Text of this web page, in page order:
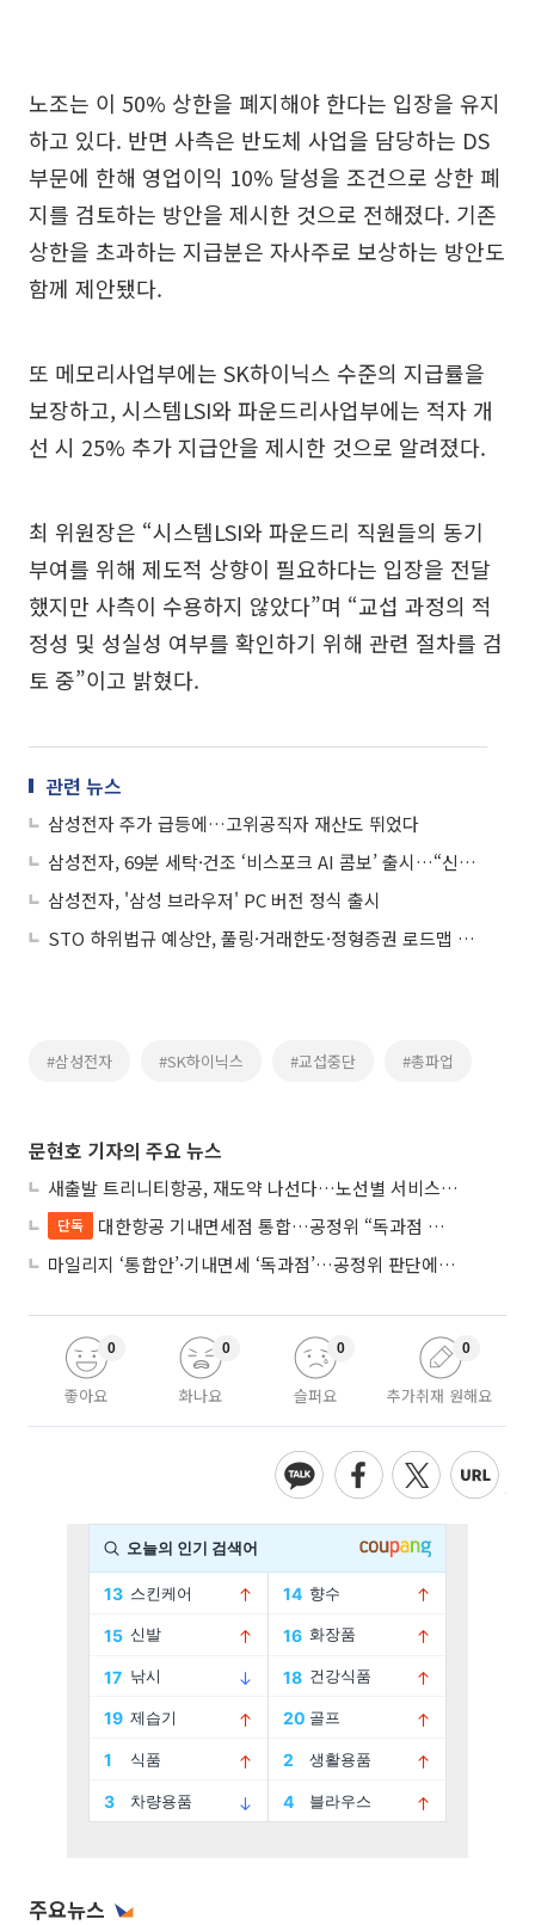
노조는 이 50% 상한을 폐지해야 한다는 입장을 유지
하고 있다. 반면 사측은 반도체 사업을 담당하는 DS
부문에 한해 영업이익 10% 달성을 조건으로 상한 폐
지를 검토하는 방안을 제시한 것으로 전해졌다. 기존
상한을 초과하는 지급분은 자사주로 보상하는 방안도
함께 제안됐다.
또 메모리사업부에는 SK하이닉스 수준의 지급률을
보장하고, 시스템LSI와 파운드리사업부에는 적자 개
선 시 25% 추가 지급안을 제시한 것으로 알려졌다.
최 위원장은 “시스템LSI와 파운드리 직원들의 동기
부여를 위해 제도적 상향이 필요하다는 입장을 전달
했지만 사측이 수용하지 않았다”며 “교섭 과정의 적
정성 및 성실성 여부를 확인하기 위해 관련 절차를 검
토 중”이고 밝혔다.
관련 뉴스
삼성전자 주가 급등에…고위공직자 재산도 뛰었다
삼성전자, 69분 세탁·건조 ‘비스포크 AI 콤보’ 출시…“신혼부부 필수가전 자리매김”
삼성전자, '삼성 브라우저' PC 버전 정식 출시
STO 하위법규 예상안, 풀링·거래한도·정형증권 로드맵 제시
#삼성전자 #SK하이닉스 #교섭중단 #총파업
문현호 기자의 주요 뉴스
새출발 트리니티항공, 재도약 나선다…노선별 서비스 차별화
단독
대한항공 기내면세점 통합…공정위 “독과점 여부 따진다”
마일리지 ‘통합안’·기내면세 ‘독과점’…공정위 판단에 쏠린 눈
좋아요
0
화나요
0
슬퍼요
0
추가취재 원해요
0
주요뉴스